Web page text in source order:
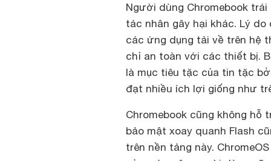
Người dùng Chromebook
tác nhân gây hại khác. Lý
các ứng dụng tải về trên hệ
chỉ an toàn với các thiết bị.
là mục tiêu tặc của tin tặc
đạt nhiều ích lợi giống như
Chromebook cũng không hỗ
bảo mật xoay quanh Flash
trên nền tảng này.